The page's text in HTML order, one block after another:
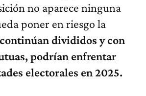
no aparece ninguna
poner en riesgo la
divididos y con
podrían enfrentar
electorales en 2025.